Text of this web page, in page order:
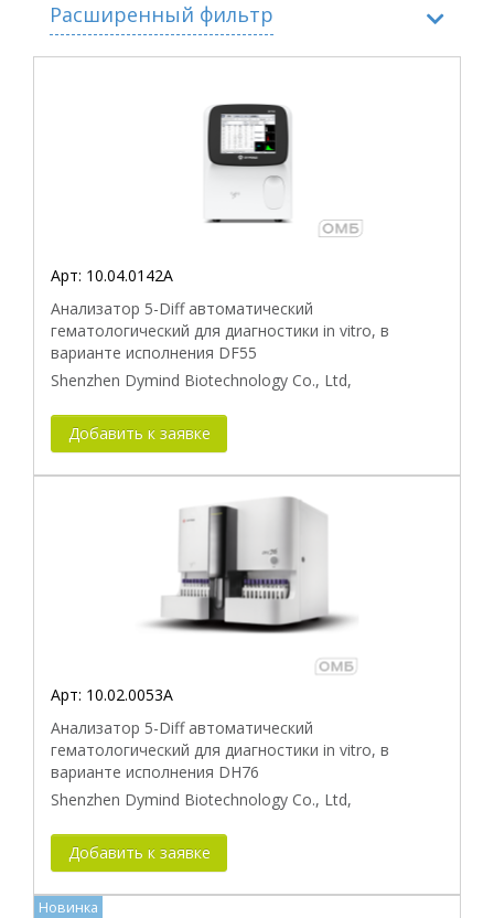
Расширенный фильтр
Производитель
Совместимость с прибором
Арт: 10.04.0142A
Анализатор 5-Diff автоматический
гематологический для диагностики in vitro, в
варианте исполнения DF55
Shenzhen Dymind Biotechnology Co., Ltd,
Добавить к заявке
Арт: 10.02.0053A
Анализатор 5-Diff автоматический
гематологический для диагностики in vitro, в
варианте исполнения DH76
Shenzhen Dymind Biotechnology Co., Ltd,
Добавить к заявке
Новинка